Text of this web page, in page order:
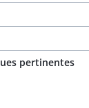
pertinentes